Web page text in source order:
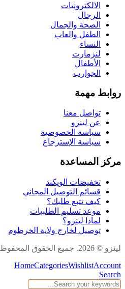
الالكترونيات
الرجال
الصحة والجمال
الطفل والعاب
النساء
لنزمارت
الأطفال
الجوارب
روابط مهمة
تواصل معنا
عن لينزو
سياسة الخصوصية
سياسة الإسترجاع
مركز المساعدة
تخفيضات الويكند
قسائم التوصيل المجاني
كيف تتبع طلبك؟
موعد تسليم الطلبيات
لماذا لينزو؟
توصيل لخارج ولاية الخرطوم
لينزو © 2026. جميع الحقوق المحفوظة
HomeCategoriesWishlistAccount
Search